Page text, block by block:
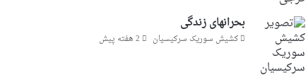
بحرانهای زندگی
کشیش سوریک سرکیسیان 2 هفته پیش